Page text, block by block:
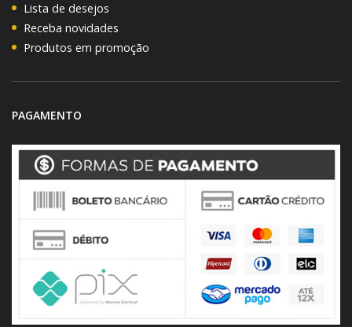
Lista de desejos
Receba novidades
Produtos em promoção
PAGAMENTO